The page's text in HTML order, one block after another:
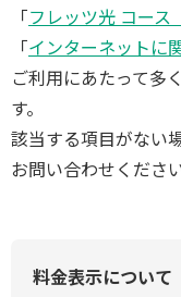
「フレッツ光 コー
「インターネットに
ご利用にあたって多
す。
該当する項目がない
お問い合わせください
料金表示について